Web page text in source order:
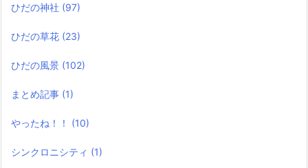
ひだの神社 (97)
ひだの草花 (23)
ひだの風景 (102)
まとめ記事 (1)
やったね！！ (10)
シンクロニシティ (1)